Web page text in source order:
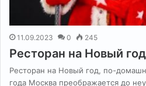
11.09.2023 0 245
Ресторан на Новый
Ресторан на Новый год, по-
года Москва преображается до